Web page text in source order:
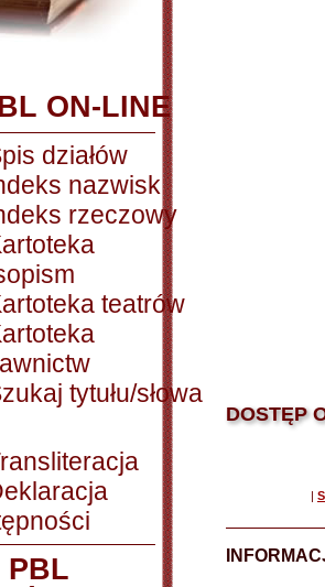
ON-LINE
działów
nazwisk
rzeczowy
teatrów
tytułu/słowa
PBL
DOSTĘP
|